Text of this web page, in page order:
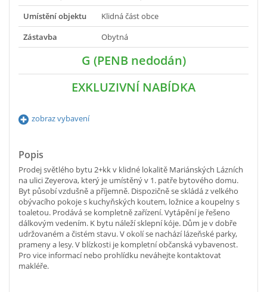
Umístění objektu
Klidná část obce
Zástavba
Obytná
G (PENB nedodán)
EXKLUZIVNÍ NABÍDKA
zobraz vybavení
Popis
Prodej světlého bytu 2+kk v klidné lokalitě Mariánských Lázních
na ulici Zeyerova, který je umístěný v 1. patře bytového domu.
Byt působí vzdušně a příjemně. Dispozičně se skládá z velkého
obývacího pokoje s kuchyňských koutem, ložnice a koupelny s
toaletou. Prodává se kompletně zařízení. Vytápění je řešeno
dálkovým vedením. K bytu náleží sklepní kóje. Dům je v dobře
udržovaném a čistém stavu. V okolí se nachází lázeňské parky,
prameny a lesy. V blízkosti je kompletní občanská vybavenost.
Pro vice informací nebo prohlídku neváhejte kontaktovat
makléře.